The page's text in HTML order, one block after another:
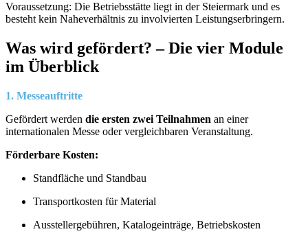
Voraussetzung: Die Betriebsstätte liegt in der Steiermark und es
besteht kein Naheverhältnis zu involvierten Leistungserbringern.
Was wird gefördert? – Die vier Module
im Überblick
1. Messeauftritte
Gefördert werden die ersten zwei Teilnahmen an einer
internationalen Messe oder vergleichbaren Veranstaltung.
Förderbare Kosten:
Standfläche und Standbau
Transportkosten für Material
Ausstellergebühren, Katalogeinträge, Betriebskosten